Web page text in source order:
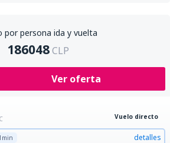
por persona ida y vuelta
186048 CLP
Ver oferta
Vuelo directo
detalles